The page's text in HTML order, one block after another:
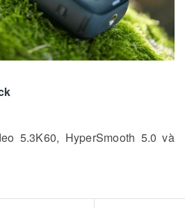
5.3K60, HyperSmooth 5.0 và